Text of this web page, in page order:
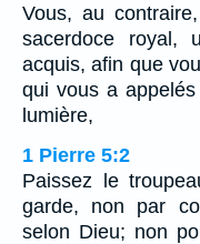
Vous, au
sacerdoce royal,
acquis, afin que
qui vous a
lumière,
1 Pierre 5:2
Paissez le
garde, non par
selon Dieu; non